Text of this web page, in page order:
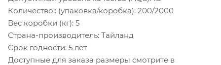
Количество:: (упаковка/коробка): 200/2000
Вес коробки (кг): 5
Страна-производитель: Тайланд
Срок годности: 5 лет
Доступные для заказа размеры смотрите в